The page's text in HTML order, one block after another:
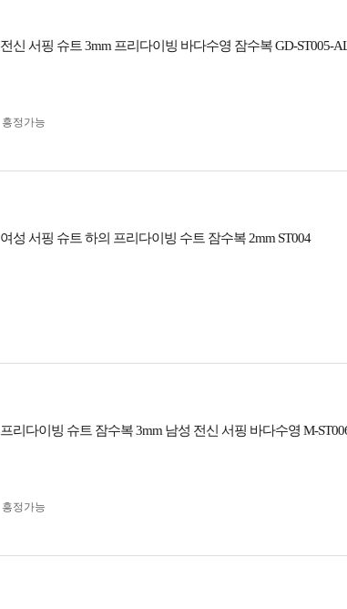
전신 서핑 슈트 3mm 프리다이빙 바다수영 잠수복 GD-ST005-
흥정가능
여성 서핑 슈트 하의 프리다이빙 수트 잠수복 2mm ST004
프리다이빙 슈트 잠수복 3mm 남성 전신 서핑 바다수영 M-
흥정가능